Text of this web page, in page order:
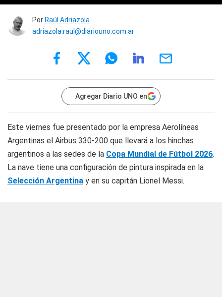
Por Raúl Adriazola
adriazola.raul@diariouno.com.ar
Agregar Diario UNO en
Este viernes fue presentado por la empresa Aerolíneas
Argentinas el Airbus 330-200 que llevará a los hinchas
argentinos a las sedes de la Copa Mundial de Fútbol 2026.
La nave tiene una configuración de pintura inspirada en la
Selección Argentina y en su capitán Lionel Messi.